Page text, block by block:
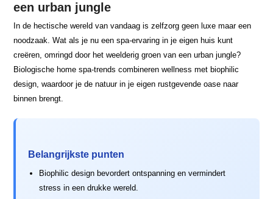
een urban jungle
In de hectische wereld van vandaag is zelfzorg geen luxe maar een
noodzaak. Wat als je nu een spa-ervaring in je eigen huis kunt
creëren, omringd door het weelderig groen van een urban jungle?
Biologische home spa-trends combineren wellness met biophilic
design, waardoor je de natuur in je eigen rustgevende oase naar
binnen brengt.
Belangrijkste punten
Biophilic design bevordert ontspanning en vermindert
stress in een drukke wereld.